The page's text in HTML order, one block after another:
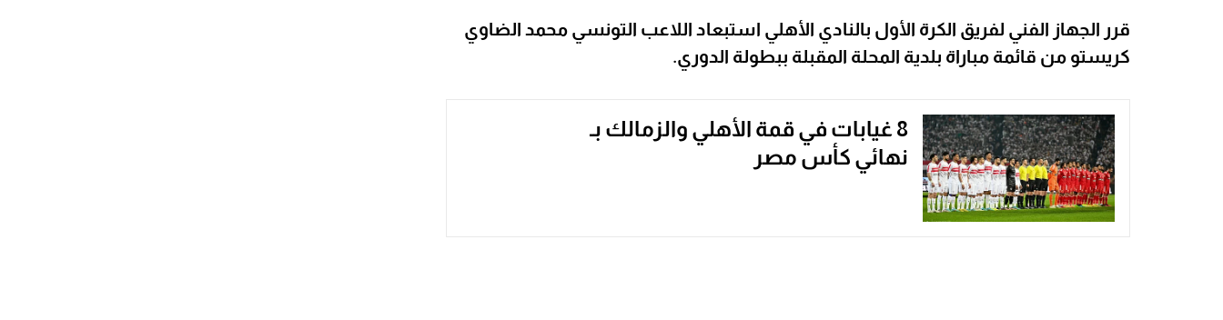
قرر الجهاز الفني لفريق الكرة الأول بالنادي الأهلي استبعاد اللاعب التونسي محمد الضاوي
كريستو من قائمة مباراة بلدية المحلة المقبلة ببطولة الدوري.
8 غيابات في قمة الأهلي والزمالك بـ
نهائي كأس مصر